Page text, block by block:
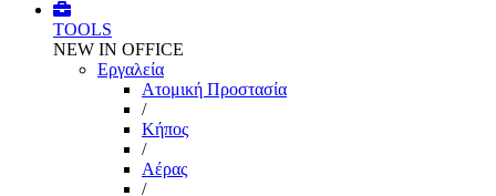
TOOLS
NEW IN OFFICE
Εργαλεία
Aτομική Προστασία
/
Kήπος
/
Αέρας
/